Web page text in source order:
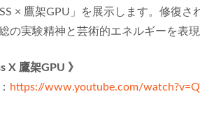
× 鷹架GPU」を展示します。修復
の実験精神と芸術的エネルギーを表
X 鷹架GPU 》
https://www.youtube.com/